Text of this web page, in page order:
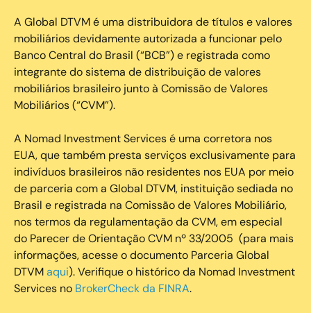
A Global DTVM é uma distribuidora de títulos e valores
mobiliários devidamente autorizada a funcionar pelo
Banco Central do Brasil (“BCB”) e registrada como
integrante do sistema de distribuição de valores
mobiliários brasileiro junto à Comissão de Valores
Mobiliários (“CVM”).
‍A Nomad Investment Services é uma corretora nos
EUA, que também presta serviços exclusivamente para
indivíduos brasileiros não residentes nos EUA por meio
de parceria com a Global DTVM, instituição sediada no
Brasil e registrada na Comissão de Valores Mobiliário,
nos termos da regulamentação da CVM, em especial
do Parecer de Orientação CVM nº 33/2005 (para mais
informações, acesse o documento Parceria Global
DTVMaqui). Verifique o histórico da Nomad Investment
Services no BrokerCheck da FINRA.